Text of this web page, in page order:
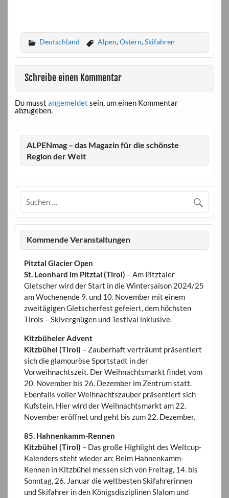
Deutschland Alpen,Ostern,Skifahren
Schreibe einen Kommentar
Du musst angemeldet sein, um einen Kommentar
abzugeben.
ALPENmag – das Magazin für die schönste
Region der Welt
Kommende Veranstaltungen
Pitztal Glacier Open
St. Leonhard im Pitztal (Tirol) – Am Pitztaler
Gletscher wird der Start in die Wintersaison 2024/25
am Wochenende 9. und 10. November mit einem
zweitägigen Gletscherfest gefeiert, dem höchsten
Tirols – Skivergnügen und Testival inklusive.
Kitzbüheler Advent
Kitzbühel (Tirol) – Zauberhaft verträumt präsentiert
sich die glamouröse Sportstadt in der
Vorweihnachtszeit. Der Weihnachtsmarkt findet vom
20. November bis 26. Dezember im Zentrum statt.
Ebenfalls voller Weihnachtszauber präsentiert sich
Kufstein. Hier wird der Weihnachtsmarkt am 22.
November eröffnet und geht bis zum 22. Dezember.
85. Hahnenkamm-Rennen
Kitzbühel (Tirol) – Das große Highlight des Weltcup-
Kalenders steht wieder an: Beim Hahnenkamm-
Rennen in Kitzbühel messen sich von Freitag, 14. bis
Sonntag, 26. Januar die weltbesten Skifahrerinnen
und Skifahrer in den Königsdisziplinen Slalom und